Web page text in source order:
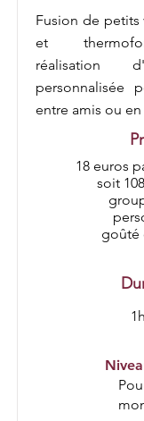
Fusion de petits
et
réalisation
personnalisée
entre amis ou
18 euros
soit
goûté